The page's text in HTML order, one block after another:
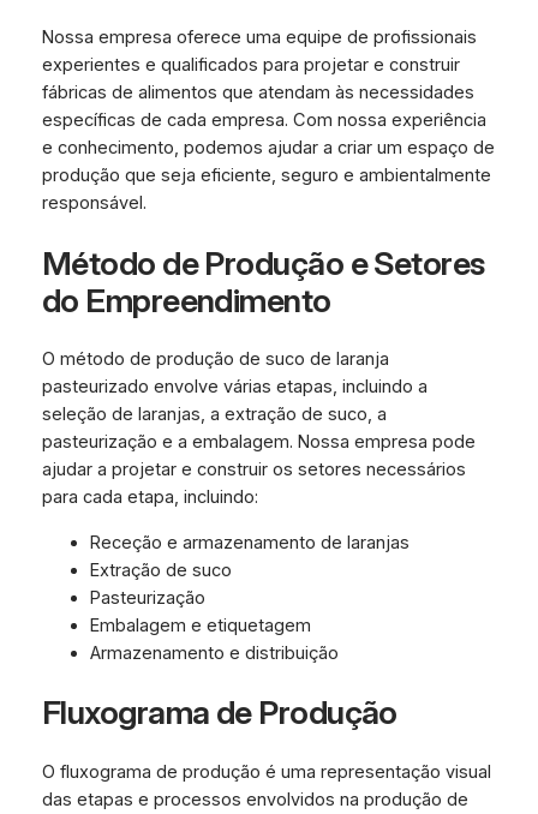
Nossa empresa oferece uma equipe de profissionais
experientes e qualificados para projetar e construir
fábricas de alimentos que atendam às necessidades
específicas de cada empresa. Com nossa experiência
e conhecimento, podemos ajudar a criar um espaço de
produção que seja eficiente, seguro e ambientalmente
responsável.
Método de Produção e Setores
do Empreendimento
O método de produção de suco de laranja
pasteurizado envolve várias etapas, incluindo a
seleção de laranjas, a extração de suco, a
pasteurização e a embalagem. Nossa empresa pode
ajudar a projetar e construir os setores necessários
para cada etapa, incluindo:
Receção e armazenamento de laranjas
Extração de suco
Pasteurização
Embalagem e etiquetagem
Armazenamento e distribuição
Fluxograma de Produção
O fluxograma de produção é uma representação visual
das etapas e processos envolvidos na produção de